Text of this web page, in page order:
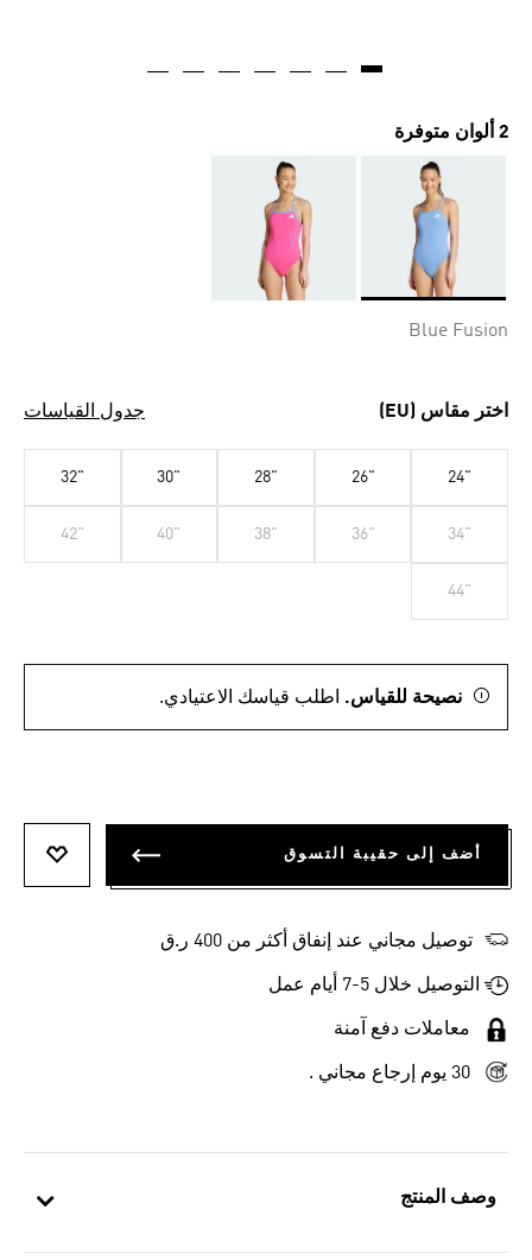
وصف المنتج
2 ألوان متوفرة
Blue Fusion
اختر مقاس (EU) جدول القياسات
24"
26"
28"
30"
32"
34"
36"
38"
40"
42"
44"
نصيحة للقياس. اطلب قياسك الاعتيادي.
أضف إلى حقيبة التسوق
توصيل مجاني عند إنفاق أكثر من 400 ر.ق
التوصيل خلال 5-7 أيام عمل
معاملات دفع آمنة